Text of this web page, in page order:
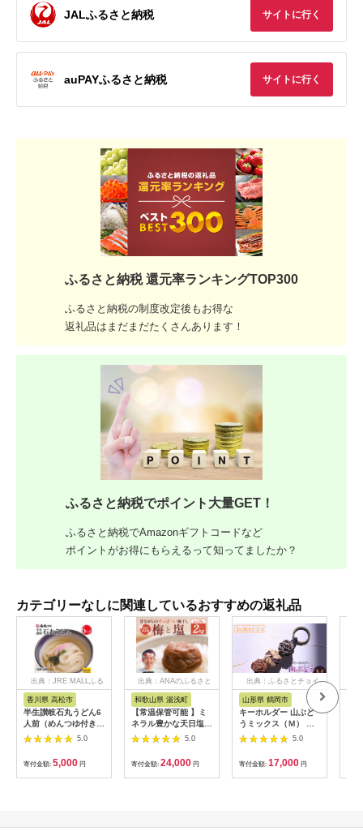
JALふるさと納税 サイトに行く
auPAYふるさと納税 サイトに行く
ふるさと納税 還元率ランキングTOP300
ふるさと納税の制度改定後もお得な
返礼品はまだまだたくさんあります！
ふるさと納税でポイント大量GET！
ふるさと納税でAmazonギフトコードなど
ポイントがお得にもらえるって知ってましたか？
カテゴリーなしに関連しているおすすめの返礼品
出典：JRE MALLふる
さと納税
香川県 高松市
半生讃岐石丸うどん6
人前（めんつゆ付き）
麺300g×2袋
5.0
寄付金額: 5,000 円
出典：ANAのふるさと
和歌山県 湯浅町
【常温保管可能 】ミ
ネラル豊かな天日塩だ
けで漬けた無添加梅干
し2kg 梅ボーイズ｜
B201_EP6024
5.0
寄付金額: 24,000 円
出典：ふるさとチョイ
山形県 鶴岡市
キーホルダー 山ぶど
うミックス（Ｍ） 山
形県鶴岡市 アトリエ
かおる | 山葡萄 雑貨
キーホルダー ギフト
贈り物 お取り寄せ 返
礼品
5.0
寄付金額: 17,000 円